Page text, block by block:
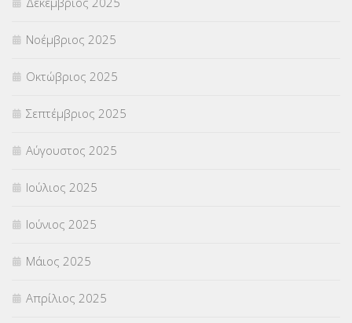
ΣΧΟΛΙΚΟΙ ΣΥΜΒΟΥΛΟΙ
ΥΠΕΡΑΡΙΘΜΟΙ(1)
ΥΠΟΤΡΟΦΙΕΣ(28)
ΦΥΣΙΚΗ ΑΓΩΓΗ(692)
Χωρίς κατηγορία
Νοέμβριος 2025
Οκτώβριος 2025
Σεπτέμβριος 2025
Αύγουστος 2025
Ιούλιος 2025
Ιούνιος 2025
Μάιος 2025
Απρίλιος 2025